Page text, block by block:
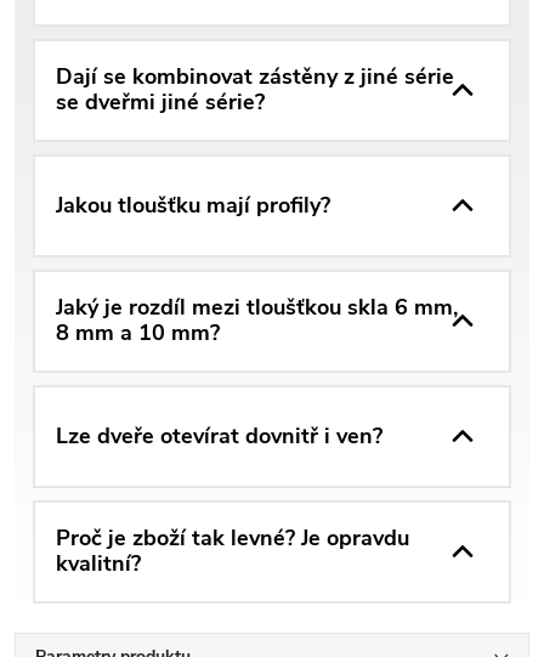
Dají se kombinovat zástěny z jiné série
se dveřmi jiné série?
Jakou tloušťku mají profily?
Jaký je rozdíl mezi tloušťkou skla 6 mm,
8 mm a 10 mm?
Lze dveře otevírat dovnitř i ven?
Proč je zboží tak levné? Je opravdu
kvalitní?